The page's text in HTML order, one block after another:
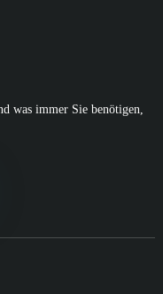
was immer Sie benötigen,